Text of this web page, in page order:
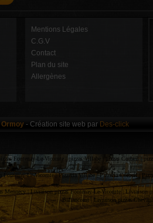
Mentions Légales
C.G.V
Contact
Plan du site
Allergènes
Ormoy - Création site web par Des-click
pizzas Fontenay-Le-Vicomte | pizzas Villabe | pizzas Corbeil |
Fontenay-Le-Vicomte |Pizzeria Villabe |Pizzeria Corbeil |
Mennecy |Livraison pizzas Fontenay-Le-Vicomte | Livraison
Ballancourt | Livraison pizzas